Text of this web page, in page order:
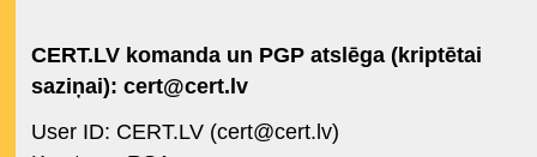
CERT.LV komanda un PGP atslēga (kriptētai
saziņai): cert@cert.lv
User ID: CERT.LV (cert@cert.lv)